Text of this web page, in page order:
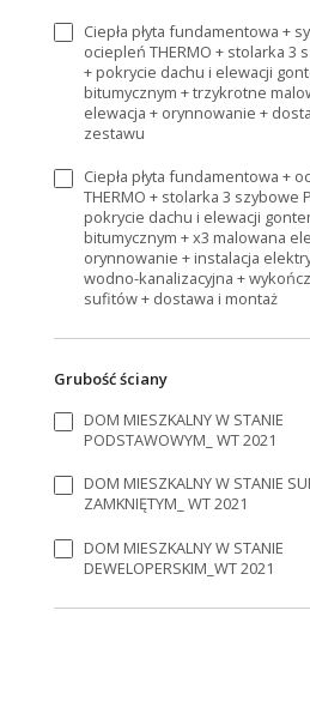
Ciepła płyta fundamentowa +
ociepleń THERMO + stolarka 3
+ pokrycie dachu i elewacji
bitumycznym + trzykrotne
elewacja + orynnowanie +
zestawu
Ciepła płyta fundamentowa +
THERMO + stolarka 3 szybowe
pokrycie dachu i elewacji
bitumycznym + x3 malowana
orynnowanie + instalacja
wodno-kanalizacyjna +
sufitów + dostawa i montaż
Grubość ściany
DOM MIESZKALNY W STANIE
PODSTAWOWYM_ WT 2021
DOM MIESZKALNY W STANIE
ZAMKNIĘTYM_ WT 2021
DOM MIESZKALNY W STANIE
DEWELOPERSKIM_WT 2021